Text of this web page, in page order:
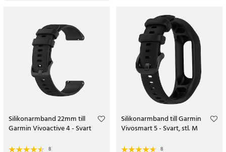
Silikonarmband 22mm till
Garmin Vivoactive 4 - Svart
8
Silikonarmband till Garmin
Vivosmart 5 - Svart, stl. M
8